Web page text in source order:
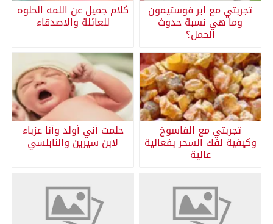
تجربتي مع ابر فوستيمون
وما هي نسبة حدوث
الحمل؟
كلام جميل عن اللمه الحلوه
للعائلة والاصدقاء
تجربتي مع الفاسوخ
وكيفية لفك السحر بفعالية
عالية
حلمت أني أولد وأنا عزباء
لابن سيرين والنابلسي